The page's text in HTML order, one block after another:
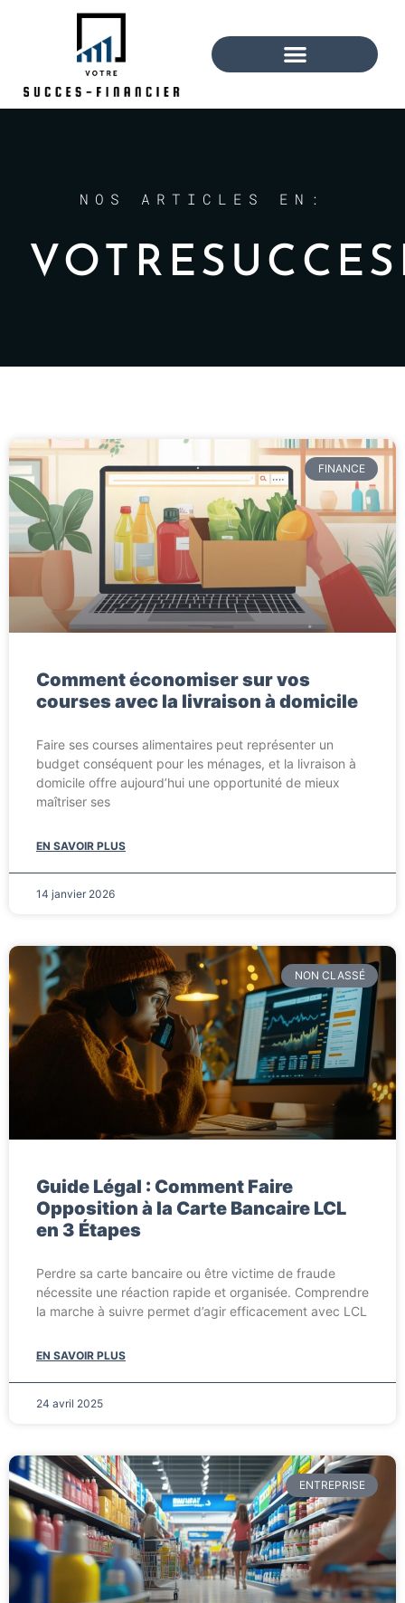
NOS ARTICLES EN:
FINANCE
Comment économiser sur vos
courses avec la livraison à domicile
Faire ses courses alimentaires peut représenter un
budget conséquent pour les ménages, et la livraison à
domicile offre aujourd’hui une opportunité de mieux
maîtriser ses
EN SAVOIR PLUS
14 janvier 2026
NON CLASSÉ
Guide Légal : Comment Faire
Opposition à la Carte Bancaire LCL
en 3 Étapes
Perdre sa carte bancaire ou être victime de fraude
nécessite une réaction rapide et organisée. Comprendre
la marche à suivre permet d’agir efficacement avec LCL
EN SAVOIR PLUS
24 avril 2025
ENTREPRISE